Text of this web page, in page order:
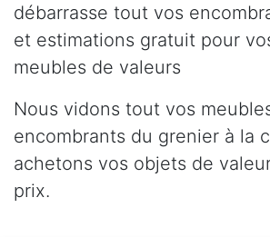
débarrasse tout vos
et estimations gratuit pour
meubles de valeurs
Nous vidons tout vos
encombrants du grenier à la
achetons vos objets de
prix.